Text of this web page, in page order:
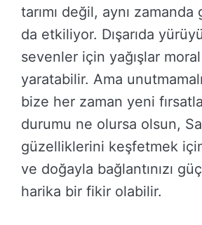
tarımı değil, aynı zamanda
da etkiliyor. Dışarıda
sevenler için yağışlar
yaratabilir. Ama
bize her zaman yeni
durumu ne olursa olsun,
güzelliklerini keşfetmek için
ve doğayla bağlantınızı
harika bir fikir olabilir.